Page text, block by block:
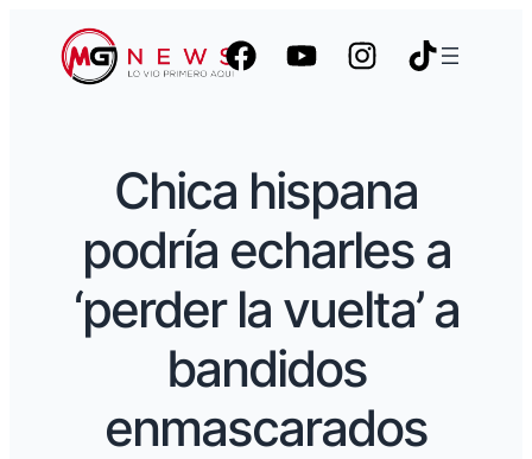
Chica hispana
podría echarles a
‘perder la vuelta’ a
bandidos
enmascarados